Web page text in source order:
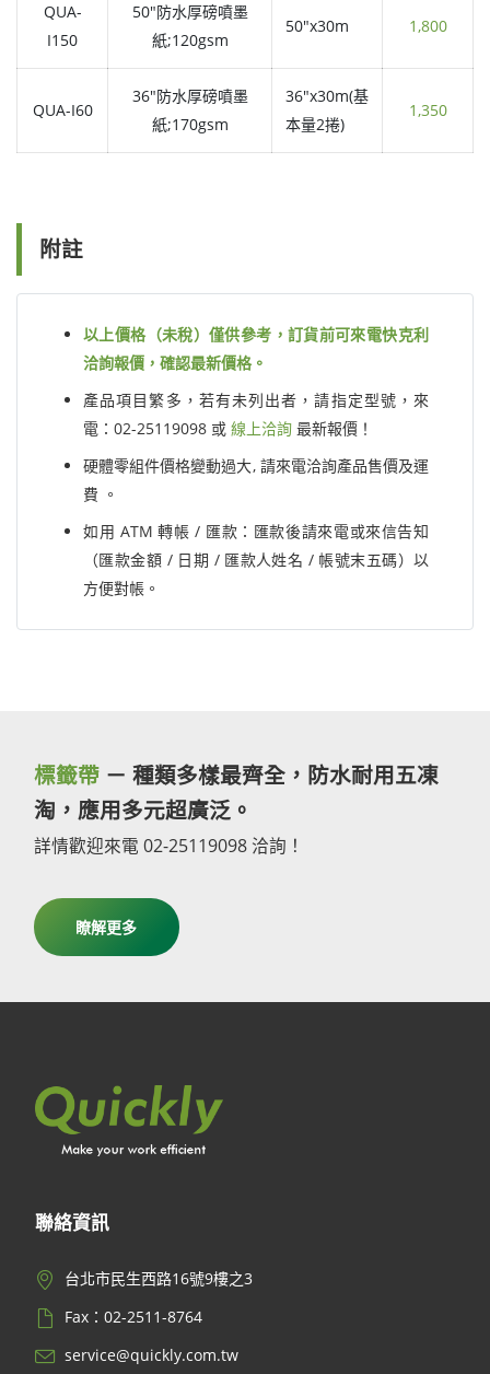
QUA-
I150
50"防水厚磅噴墨
紙;120gsm
50"x30m 1,800
QUA-I60
36"防水厚磅噴墨
紙;170gsm
36"x30m(基
本量2捲)
1,350
附註
以上價格（未稅）僅供參考，訂貨前可來電快克利
洽詢報價，確認最新價格。
產品項目繁多，若有未列出者，請指定型號，來
電：02-25119098 或 線上洽詢 最新報價！
硬體零組件價格變動過大, 請來電洽詢產品售價及運
費 。
如用 ATM 轉帳 / 匯款：匯款後請來電或來信告知
（匯款金額 / 日期 / 匯款人姓名 / 帳號末五碼）以
方便對帳。
標籤帶 － 種類多樣最齊全，防水耐用五凍
淘，應用多元超廣泛。
詳情歡迎來電 02-25119098 洽詢！
瞭解更多
聯絡資訊
台北市民生西路16號9樓之3
Fax：02-2511-8764
service@quickly.com.tw